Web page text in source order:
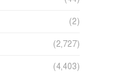
(2)
(2,727)
(4,403)